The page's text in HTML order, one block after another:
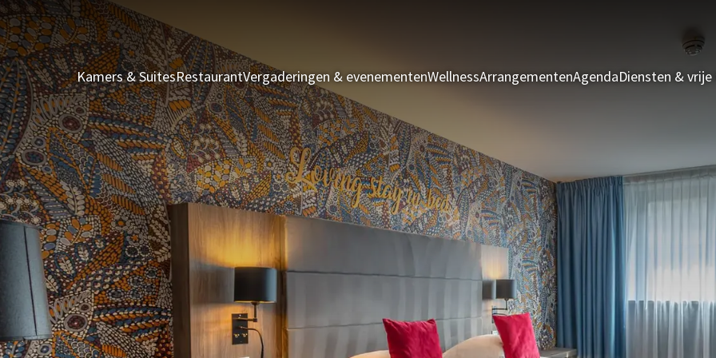
Kamers & SuitesRestaurantVergaderingen & evenementenWellnessArrangementenAgendaDiensten &